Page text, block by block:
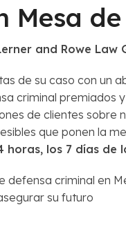
Mesa
and Rowe Law
de su caso con un
criminal premiados
de clientes sobre
que ponen la
horas, los 7 días de
defensa criminal en
su futuro